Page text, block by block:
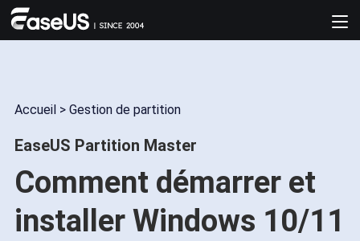
Accueil > Gestion de partition
EaseUS Partition Master
Comment démarrer et
installer Windows 10/11